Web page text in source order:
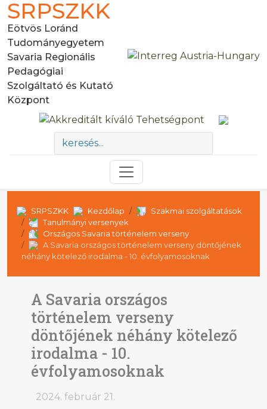
SRPSZKK
Eötvös Loránd
Tudományegyetem
Savaria Regionális
Pedagógiai
Szolgáltató és Kutató
Központ
SRPSZKK Kezdőlap
Szakmai szolgáltatások
Tanulmányi versenyek
Országos Savaria történelem verseny
A Savaria országos történelem verseny döntőjének
néhány kötelező irodalma - 10. évfolyamosoknak
A Savaria országos
történelem verseny
döntőjének néhány kötelező
irodalma - 10.
évfolyamosoknak
2024. február 21.